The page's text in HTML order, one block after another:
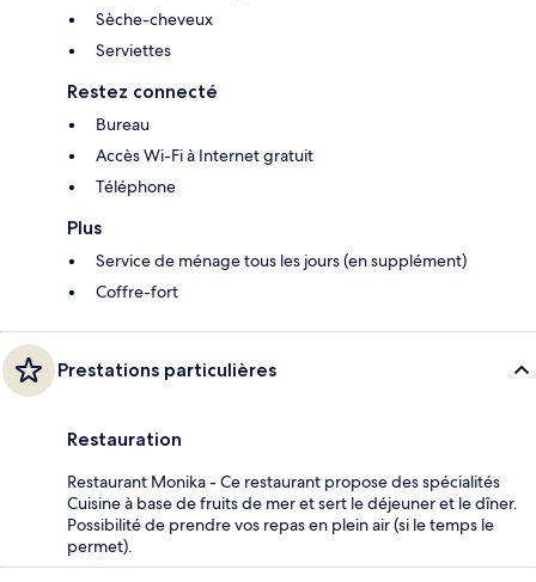
Sèche-cheveux
Serviettes
Restez connecté
Bureau
Accès Wi-Fi à Internet gratuit
Téléphone
Plus
Service de ménage tous les jours (en supplément)
Coffre-fort
Prestations particulières
Restauration
Restaurant Monika - Ce restaurant propose des spécialités
Cuisine à base de fruits de mer et sert le déjeuner et le dîner.
Possibilité de prendre vos repas en plein air (si le temps le
permet).